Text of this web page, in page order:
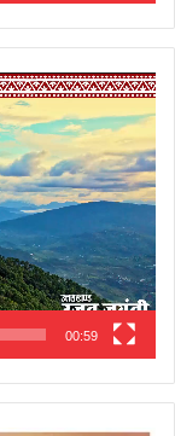
00:59